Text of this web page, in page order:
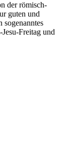
der römisch-
guten und
sogenanntes
Freitag und